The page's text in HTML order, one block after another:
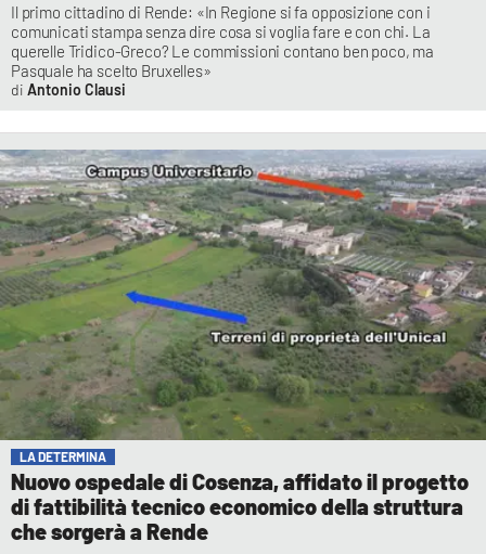
Il primo cittadino di Rende: «In Regione si fa opposizione con i
comunicati stampa senza dire cosa si voglia fare e con chi. La
querelle Tridico-Greco? Le commissioni contano ben poco, ma
Pasquale ha scelto Bruxelles»
Antonio Clausi
LA DETERMINA
Nuovo ospedale di Cosenza, affidato il progetto
di fattibilità tecnico economico della struttura
che sorgerà a Rende